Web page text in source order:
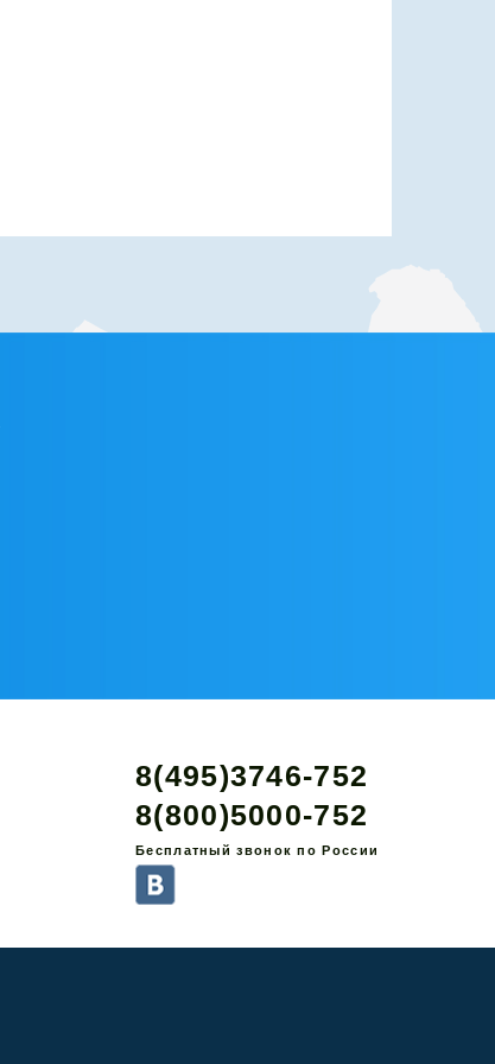
8(495)3746-752
8(800)5000-752
Бесплатный звонок по России